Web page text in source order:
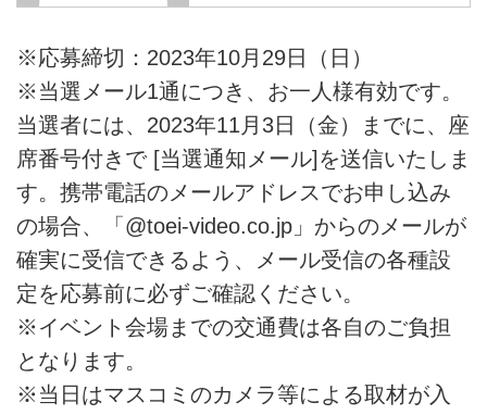
ェス2023 in 中野 50周年記念 キ
誕生したTVアニメーションか
ら、5度にわたるアニメ化、3度に
わたる実写映画＆ドラマ化、さら
に2020年には舞台化されるなど
不滅の人気を誇る永井豪原作の
『キューティーハニー』。何度も
生まれ変わったその魅力を、各作
品に携わった様々なゲストをお招
きしてスペシャルトークを展開す
る「50周年記念 キュティーハニ
ーFES」の開催が決定しました。
（C)ダイナミック企画・東映アニ
※応募締切：2023年10月29日（日）
※当選メール1通につき、お一人様有効です。
当選者には、2023年11月3日（金）までに、座
席番号付きで [当選通知メール]を送信いたしま
す。携帯電話のメールアドレスでお申し込み
の場合、「@toei-video.co.jp」からのメールが
確実に受信できるよう、メール受信の各種設
定を応募前に必ずご確認ください。
※イベント会場までの交通費は各自のご負担
となります。
※当日はマスコミのカメラ等による取材が入